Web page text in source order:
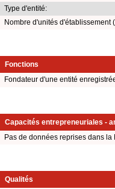
Type d'entité:
Nombre d'unités d'établissement
Fonctions
Fondateur d'une entité
Capacités entrepreneuriales -
Pas de données reprises dans la
Qualités